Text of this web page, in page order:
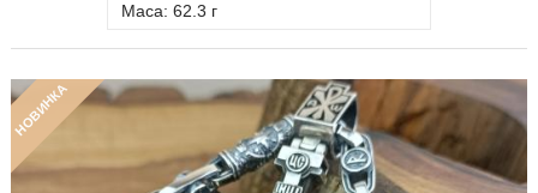
Маса: 145 г
НОВИНКА